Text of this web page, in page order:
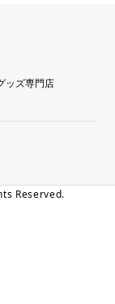
ッズ専門店
Reserved.